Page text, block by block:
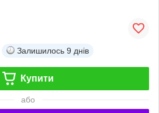
Залишилось 9 днів
Купити
або